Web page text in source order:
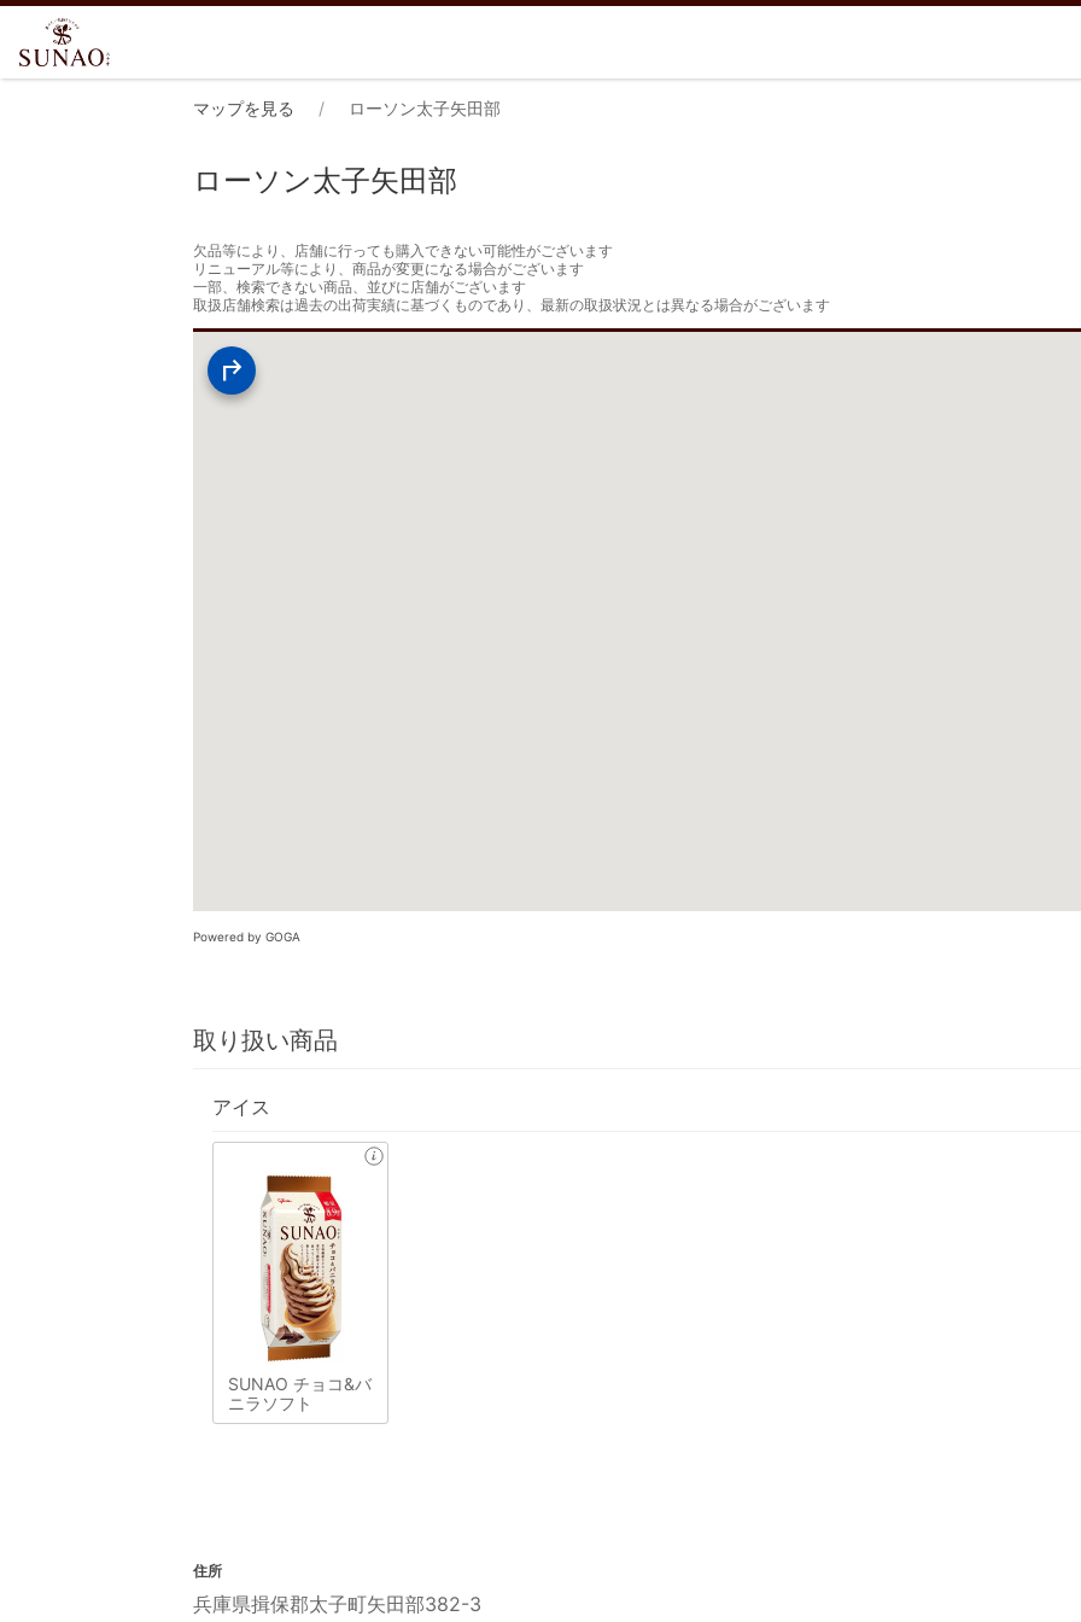
マップを見る ローソン太子矢田部
ローソン太子矢田部
欠品等により、店舗に行っても購入できない可能性がございます
リニューアル等により、商品が変更になる場合がございます
一部、検索できない商品、並びに店舗がございます
取扱店舗検索は過去の出荷実績に基づくものであり、最新の取扱状況とは異なる場合がございます
Powered by GOGA
取り扱い商品
アイス
SUNAO チョコ&バ
ニラソフト
住所
兵庫県揖保郡太子町矢田部382-3